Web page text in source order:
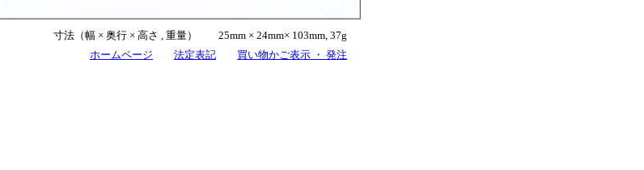
寸法（幅 × 奥行 × 高さ , 重量） 25mm × 24mm× 103mm, 37g
ホームページ
法定表記 買い物かご表示 ・ 発注